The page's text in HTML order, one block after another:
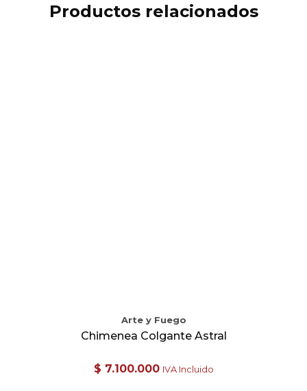
Productos relacionados
Arte y Fuego
Chimenea Colgante Astral
$ 7.100.000 IVA Incluido